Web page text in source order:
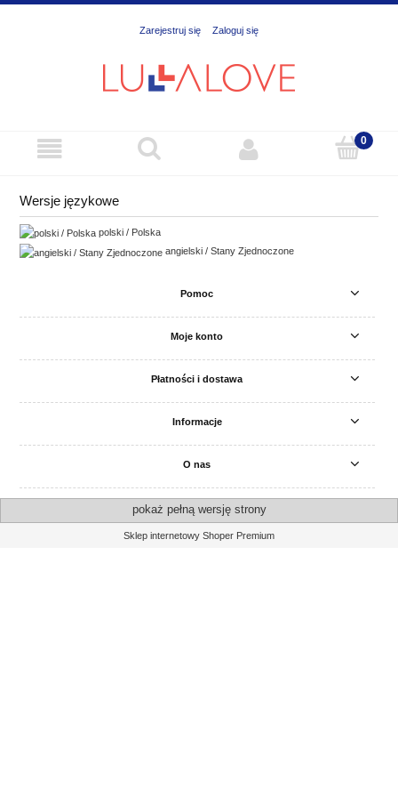
Zarejestruj się Zaloguj się
Wersje językowe
polski / Polska
angielski / Stany Zjednoczone
Pomoc
Moje konto
Płatności i dostawa
Informacje
O nas
pokaż pełną wersję strony
Sklep internetowy Shoper Premium